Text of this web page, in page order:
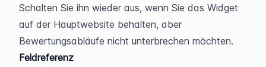
Schalten Sie ihn wieder aus, wenn Sie das Widget
auf der Hauptwebsite behalten, aber
Bewertungsabläufe nicht unterbrechen möchten.
Feldreferenz